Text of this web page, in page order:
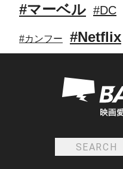
#マーベル #DC
#カンフー #Netflix